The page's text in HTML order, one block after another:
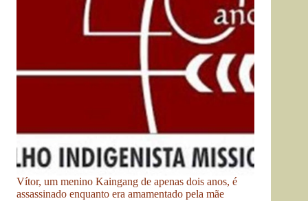
Vítor, um menino Kaingang de apenas dois anos, é
assassinado enquanto era amamentado pela mãe